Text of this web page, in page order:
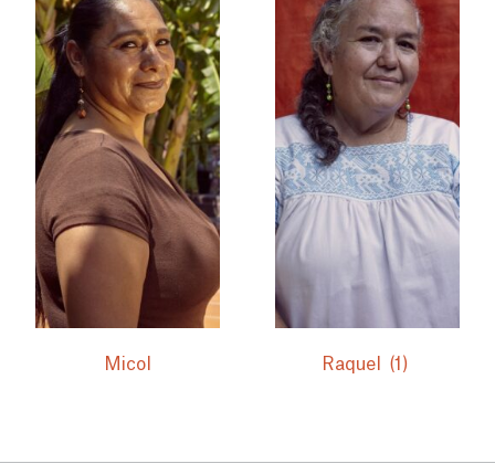
Micol Raquel (1)